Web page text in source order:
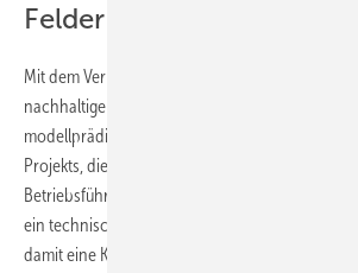
Felder
Mit dem Verbundprojekt „MPC-Geothermie,
nachhaltiger Betrieb von
modellprädiktiver Regelungsstrategie“
Projekts, die offensichtliche Lücke zwischen
Betriebsführung von EWS-Feldern zu schließen
ein technisches Regelungswerkzeug zu
damit eine Kostenreduzierung und so eine